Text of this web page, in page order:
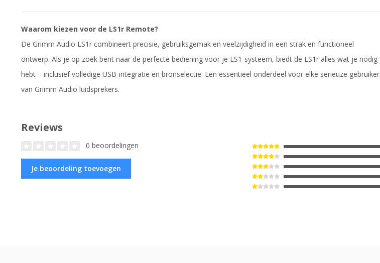
Waarom kiezen voor de LS1r Remote?
De Grimm Audio LS1r combineert precisie, gebruiksgemak en veelzijdigheid in een strak en functioneel
ontwerp. Als je op zoek bent naar de perfecte bediening voor je LS1-systeem, biedt de LS1r alles wat je nodig
hebt – inclusief volledige USB-integratie en bronselectie. Een essentieel onderdeel voor elke serieuze gebruiker
van Grimm Audio luidsprekers.
Reviews
0 beoordelingen
Je beoordeling toevoegen